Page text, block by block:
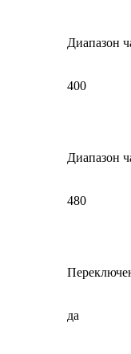
Диапазон
400
Диапазон
480
да